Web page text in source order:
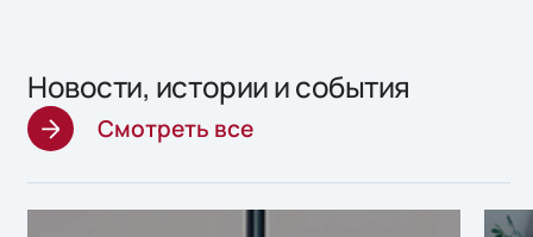
Новости, истории и события
Смотреть все